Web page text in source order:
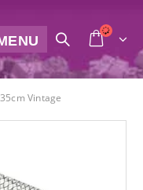
Vintage